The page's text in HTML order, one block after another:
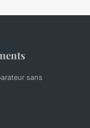
sans